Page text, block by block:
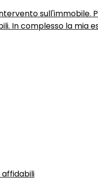
In complesso la mia